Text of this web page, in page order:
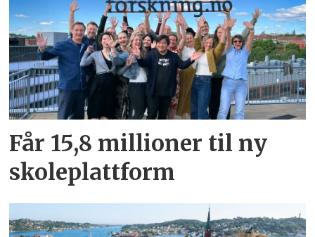
Får 15,8 millioner til ny
skoleplattform